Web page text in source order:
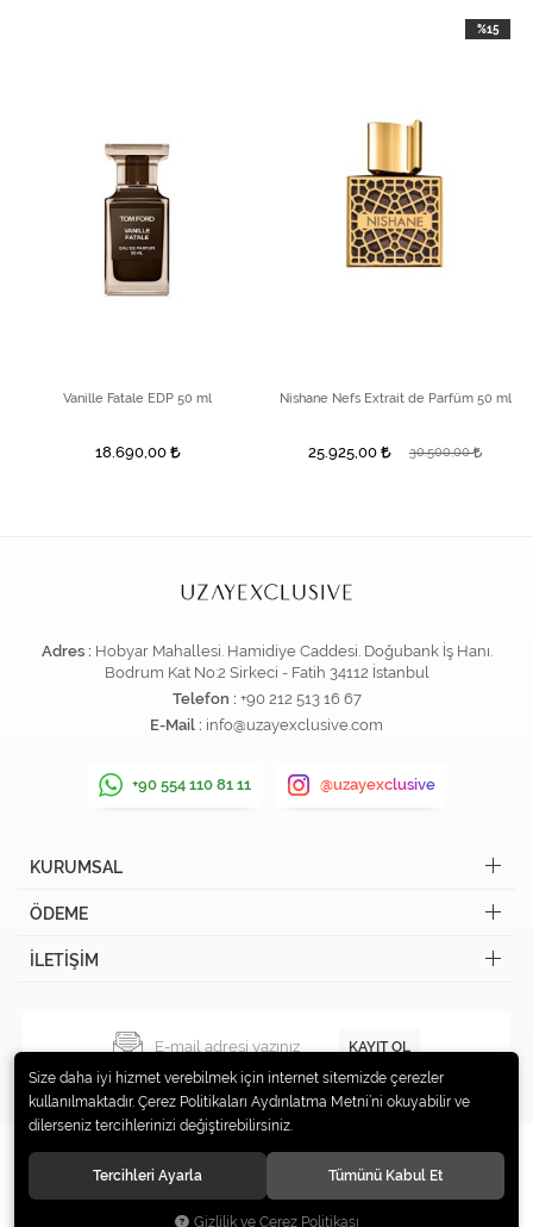
Vanille Fatale EDP 50 ml
18.690,00
Nishane Nefs Extrait de Parfüm 50 ml
25.925,00 30.500,00
%15
Adres : Hobyar Mahallesi. Hamidiye Caddesi. Doğubank İş Hanı.
Bodrum Kat No:2 Sirkeci - Fatih 34112 İstanbul
Telefon : +90 212 513 16 67
E-Mail : info@uzayexclusive.com
+90 554 110 81 11 @uzayexclusive
KURUMSAL
ÖDEME
İLETİŞİM
KAYIT OL
© 2019 Uzay Exclusive Tüm hakları saklıdır.
Size daha iyi hizmet verebilmek için internet sitemizde çerezler
kullanılmaktadır. Çerez Politikaları Aydınlatma Metni’ni okuyabilir ve
dilerseniz tercihlerinizi değiştirebilirsiniz.
Tercihleri Ayarla Tümünü Kabul Et
Gizlilik ve Çerez Politikası